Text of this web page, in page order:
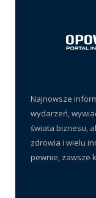
Najnowsze
wydarzeń,
świata biznesu,
zdrowia i wielu
pewnie, zawsze